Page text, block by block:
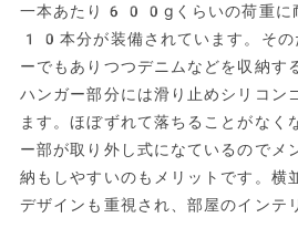
一本あたり600gくらいの荷重に
10本分が装備されています。その
ーでもありつつデニムなどを収納す
ハンガー部分には滑り止めシリコン
ます。ほぼずれて落ちることがなく
ー部が取り外し式になているのでメ
納もしやすいのもメリットです。横
デザインも重視され、部屋のインテ